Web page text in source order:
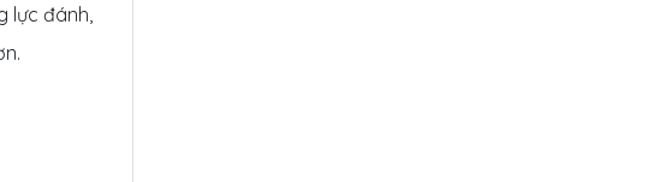
lực đánh,